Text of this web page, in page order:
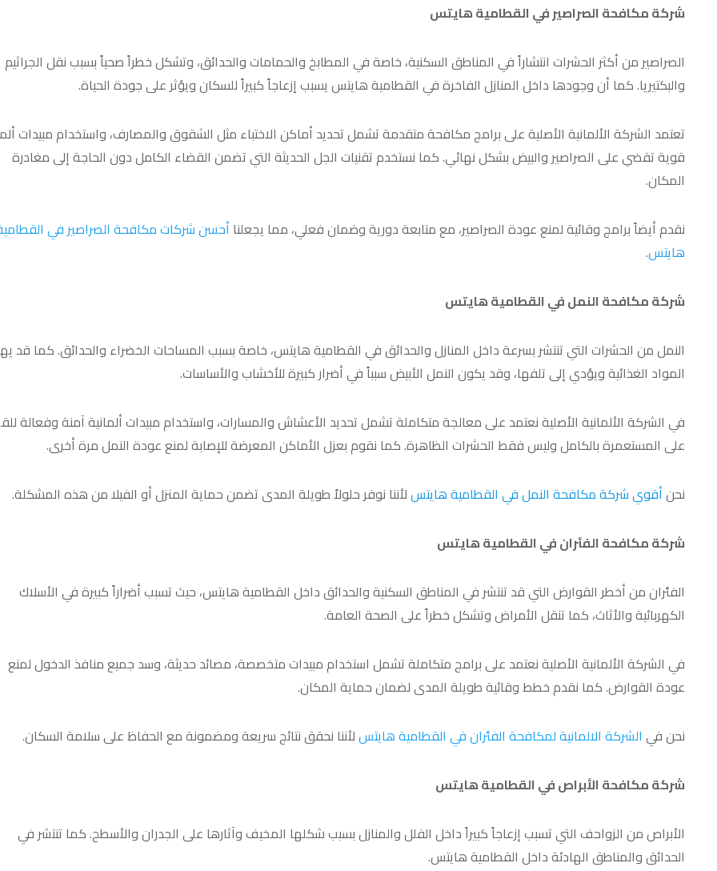
شركة مكافحة الصراصير في القطامية هايتس
الصراصير من أكثر الحشرات انتشاراً في المناطق السكنية، خاصة في المطابخ والحمامات والحدائق، وتشكل خطراً صحياً بسبب نقل الجراثيم
والبكتيريا. كما أن وجودها داخل المنازل الفاخرة في القطامية هايتس يسبب إزعاجاً كبيراً للسكان ويؤثر على جودة الحياة.
تعتمد الشركة الألمانية الأصلية على برامج مكافحة متقدمة تشمل تحديد أماكن الاختباء مثل الشقوق والمصارف، واستخدام مبيدات
قوية تقضي على الصراصير والبيض بشكل نهائي. كما نستخدم تقنيات الجل الحديثة التي تضمن القضاء الكامل دون الحاجة إلى مغادرة
المكان.
نقدم أيضاً برامج وقائية لمنع عودة الصراصير، مع متابعة دورية وضمان فعلي، مما يجعلنا أحسن شركات مكافحة الصراصير في
هايتس.
شركة مكافحة النمل في القطامية هايتس
النمل من الحشرات التي تنتشر بسرعة داخل المنازل والحدائق في القطامية هايتس، خاصة بسبب المساحات الخضراء والحدائق. كما قد
المواد الغذائية ويؤدي إلى تلفها، وقد يكون النمل الأبيض سبباً في أضرار كبيرة للأخشاب والأساسات.
في الشركة الألمانية الأصلية نعتمد على معالجة متكاملة تشمل تحديد الأعشاش والمسارات، واستخدام مبيدات ألمانية آمنة وفعالة
على المستعمرة بالكامل وليس فقط الحشرات الظاهرة. كما نقوم بعزل الأماكن المعرضة للإصابة لمنع عودة النمل مرة أخرى.
نحنأقوي شركة مكافحة النمل في القطامية هايتسلأننا نوفر حلولاً طويلة المدى تضمن حماية المنزل أو الفيلا من هذه المشكلة.
شركة مكافحة الفئران في القطامية هايتس
الفئران من أخطر القوارض التي قد تنتشر في المناطق السكنية والحدائق داخل القطامية هايتس، حيث تسبب أضراراً كبيرة في الأسلاك
الكهربائية والأثاث، كما تنقل الأمراض وتشكل خطراً على الصحة العامة.
في الشركة الألمانية الأصلية نعتمد على برامج متكاملة تشمل استخدام مبيدات متخصصة، مصائد حديثة، وسد جميع منافذ الدخول لمنع
عودة القوارض. كما نقدم خطط وقائية طويلة المدى لضمان حماية المكان.
نحن في الشركة الالمانية لمكافحة الفئران في القطامية هايتسلأننا نحقق نتائج سريعة ومضمونة مع الحفاظ على سلامة السكان.
شركة مكافحة الأبراص في القطامية هايتس
الأبراص من الزواحف التي تسبب إزعاجاً كبيراً داخل الفلل والمنازل بسبب شكلها المخيف وآثارها على الجدران والأسطح. كما تنتشر في
الحدائق والمناطق الهادئة داخل القطامية هايتس.